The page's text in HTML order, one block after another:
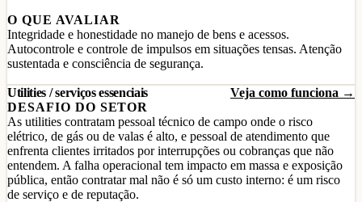
O QUE AVALIAR
Integridade e honestidade no manejo de bens e acessos.
Autocontrole e controle de impulsos em situações tensas. Atenção
sustentada e consciência de segurança.
Utilities / serviços essenciais
Veja como funciona →
DESAFIO DO SETOR
As utilities contratam pessoal técnico de campo onde o risco
elétrico, de gás ou de valas é alto, e pessoal de atendimento que
enfrenta clientes irritados por interrupções ou cobranças que não
entendem. A falha operacional tem impacto em massa e exposição
pública, então contratar mal não é só um custo interno: é um risco
de serviço e de reputação.